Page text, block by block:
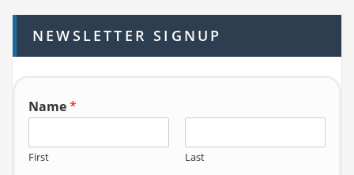
h
f
o
NEWSLETTER SIGNUP
Name*
First Last